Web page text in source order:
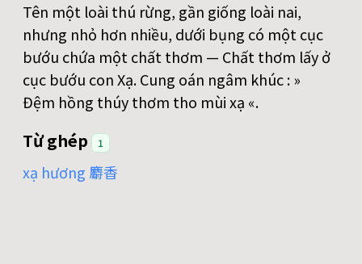
Tên một loài thú rừng, gần giống loài nai,
nhưng nhỏ hơn nhiều, dưới bụng có một cục
bướu chứa một chất thơm — Chất thơm lấy ở
cục bướu con Xạ. Cung oán ngâm khúc : »
Đệm hồng thúy thơm tho mùi xạ «.
Từ ghép 1
xạ hương 麝香